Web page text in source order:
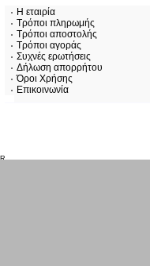
Η εταιρία
Τρόποι πληρωμής
Τρόποι αποστολής
Τρόποι αγοράς
Συχνές ερωτήσεις
Δήλωση απορρήτου
Όροι Χρήσης
Επικοινωνία